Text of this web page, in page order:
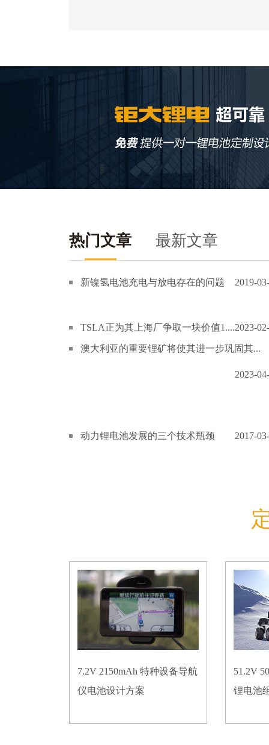
热门文章 最新文章
新镍氢电池充电与放电存在的问题 2019-
TSLA正为其上海厂争取一块价值1....2023-
澳大利亚的重要锂矿将使其进一步巩固其...
2023-
动力锂电池发展的三个技术瓶颈 2017-
7.2V 2150mAh 特种设备导航
仪电池设计方案
51.2V
锂电池